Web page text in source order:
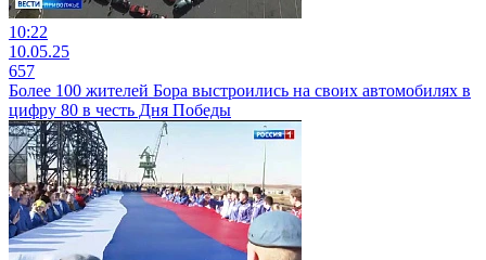
10:22
10.05.25
657
Более 100 жителей Бора выстроились на своих автомобилях в
цифру 80 в честь Дня Победы